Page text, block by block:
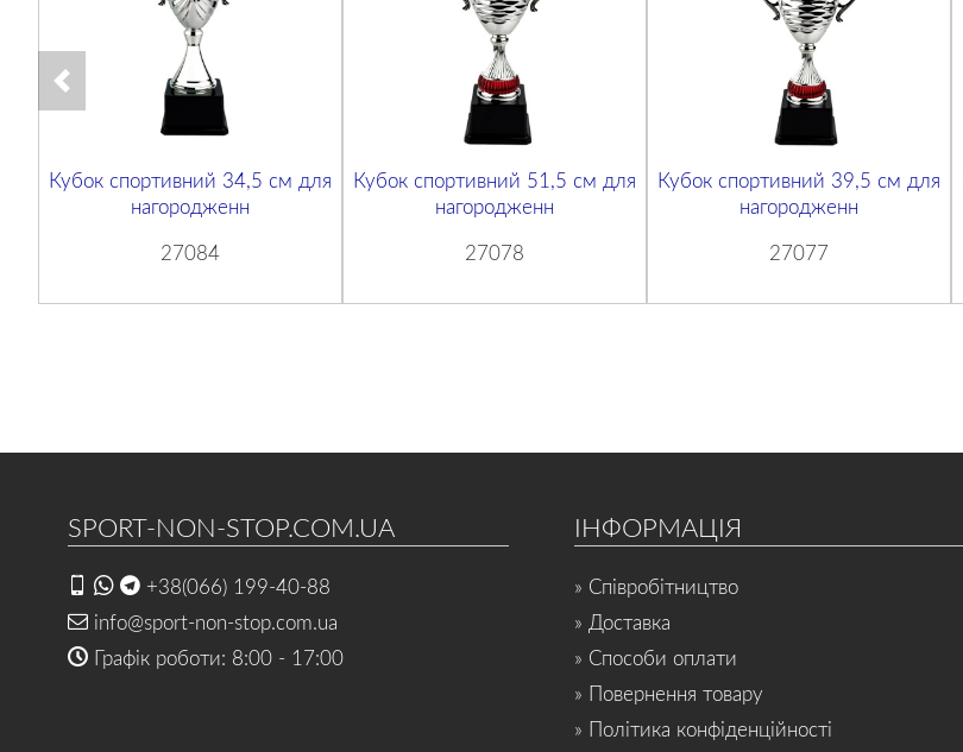
Кубок спортивний 34,5 см для
нагородженн
27084
Кубок спортивний 51,5 см для
нагородженн
27078
Кубок спортивний 39,5 см для
нагородженн
27077
SPORT-NON-STOP.COM.UA
+38(066) 199-40-88
info@sport-non-stop.com.ua
Графік роботи: 8:00 - 17:00
ІНФОРМАЦІЯ
» Співробітництво
» Доставка
» Способи оплати
» Повернення товару
» Політика конфіденційності